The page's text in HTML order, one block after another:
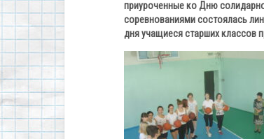
приуроченные ко Дню
соревнованиями состоялась
дня учащиеся старших классов